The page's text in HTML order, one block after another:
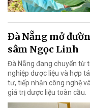
Đà Nẵng mở
sâm Ngọc Linh
Đà Nẵng đang chuyển từ
nghiệp dược liệu và hợp
tư, tiếp nhận công nghệ
giá trị dược liệu toàn cầu.